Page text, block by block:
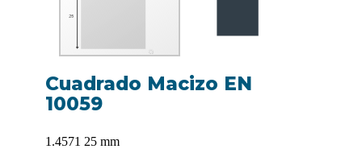
Cuadrado Macizo EN
10059
1.4571 25 mm